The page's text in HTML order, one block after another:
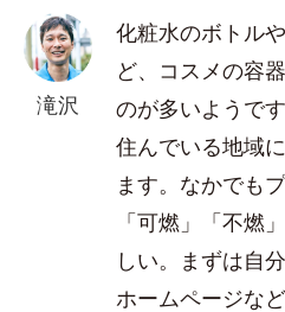
滝沢
化粧水のボトル
ど、コスメの容
のが多いようで
住んでいる地域
ます。なかでも
「可燃」「不燃
しい。まずは自
ホームページな